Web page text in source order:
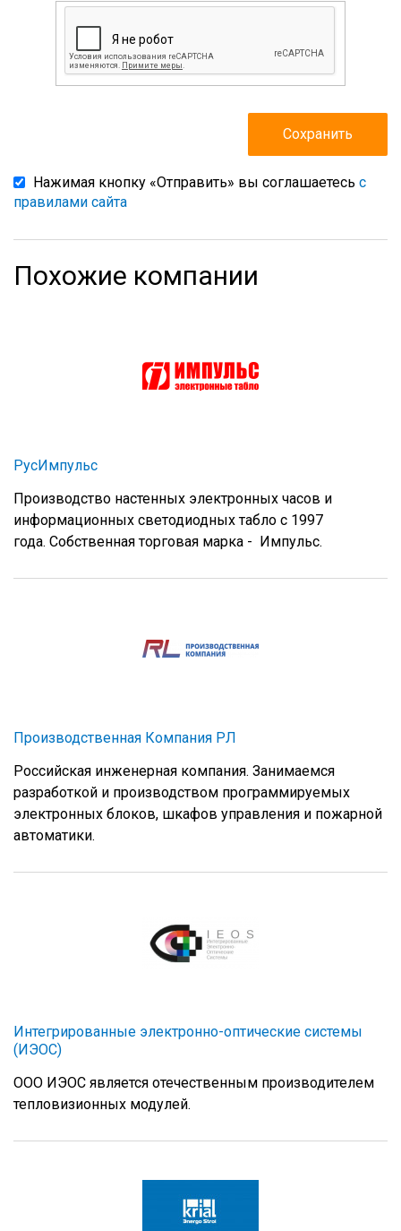
Нажимая кнопку «Отправить» вы соглашаетесь с
правилами сайта
Похожие компании
РусИмпульс
Производство настенных электронных часов и
информационных светодиодных табло с 1997
года. Собственная торговая марка - Импульс.
Производственная Компания РЛ
Российская инженерная компания. Занимаемся
разработкой и производством программируемых
электронных блоков, шкафов управления и пожарной
автоматики.
Интегрированные электронно-оптические системы
(ИЭОС)
ООО ИЭОС является отечественным производителем
тепловизионных модулей.